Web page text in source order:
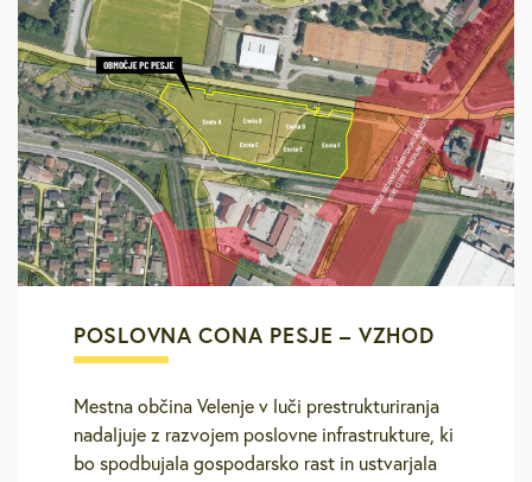
POSLOVNA CONA PESJE – VZHOD
Mestna občina Velenje v luči prestrukturiranja
nadaljuje z razvojem poslovne infrastrukture, ki
bo spodbujala gospodarsko rast in ustvarjala